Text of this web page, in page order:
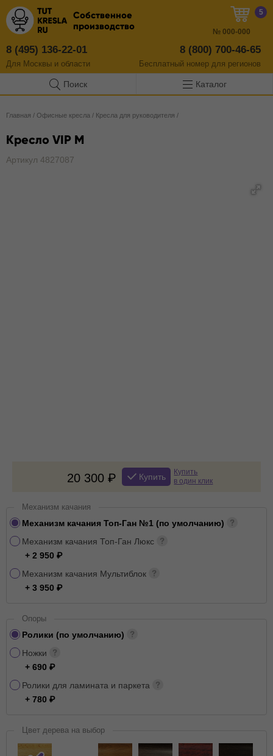
Собственное
производство
8 (495) 136-22-01
Для Москвы и области
8 (800) 700-46-65
Бесплатный номер для регионов
5
№ 000-000
Поиск Каталог
Главная / Офисные кресла / Кресла для руководителя /
Кресло VIP M
Артикул 4827087
20 300 Купить
Купить
в один клик
Механизм качания
Механизм качания Топ-Ган №1 (по умолчанию)
Механизм качания Топ-Ган Люкс
+ 2 950
Механизм качания Мультиблок
+ 3 950
Опоры
Ролики (по умолчанию)
Ножки
+ 690
Ролики для ламината и паркета
+ 780
Цвет дерева на выбор